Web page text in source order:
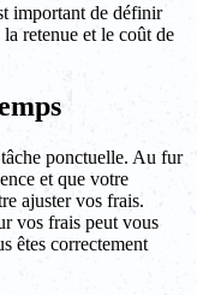
important de définir
retenue et le coût de
ponctuelle. Au fur
et que votre
ajuster vos frais.
vos frais peut vous
êtes correctement